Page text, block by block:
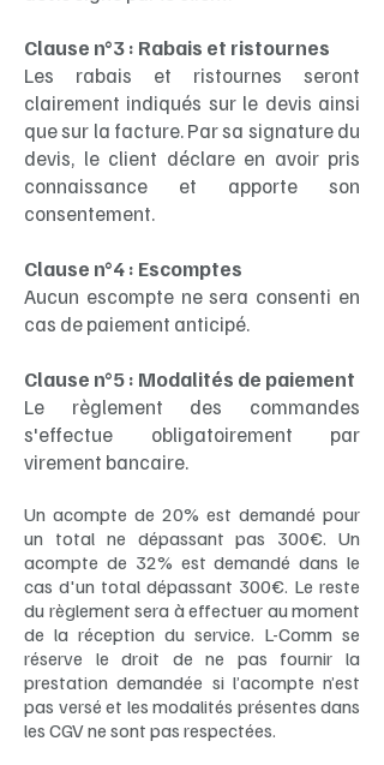
Clause n°3 : Rabais et ristournes
Les rabais et ristournes seront
clairement indiqués sur le devis ainsi
que sur la facture. Par sa signature du
devis, le client déclare en avoir pris
connaissance et apporte son
consentement.
Clause n°4 : Escomptes
Aucun escompte ne sera consenti en
cas de paiement anticipé.
Clause n°5 : Modalités de paiement
Le règlement des commandes
s'effectue obligatoirement par
virement bancaire.
Un acompte de 20% est demandé pour
un total ne dépassant pas 300€. Un
acompte de 32% est demandé dans le
cas d'un total dépassant 300€. Le reste
du règlement sera à effectuer au moment
de la réception du service. L-Comm se
réserve le droit de ne pas fournir la
prestation demandée si l’acompte n’est
pas versé et les modalités présentes dans
les CGV ne sont pas respectées.